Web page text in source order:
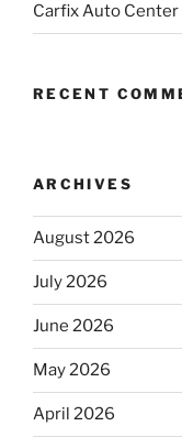
Carfix Auto Center
RECENT
ARCHIVES
August 2026
July 2026
June 2026
May 2026
April 2026